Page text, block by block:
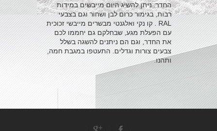
החדר. ניתן להשיג היום מייבשים במידות
רבות, בגימור כרום לבן ושחור וגם בצבעי
RAL . קו נקי ואלגנטי מבשרים מייבשי זכוכית
עם הפעלת מגע, שבחלקם גם יחממו לכם
את החדר, וגם הם ניתנים להשגה בשלל
צבעים צורות וגדלים. התעטפו במגבת חמה,
ותהנו.